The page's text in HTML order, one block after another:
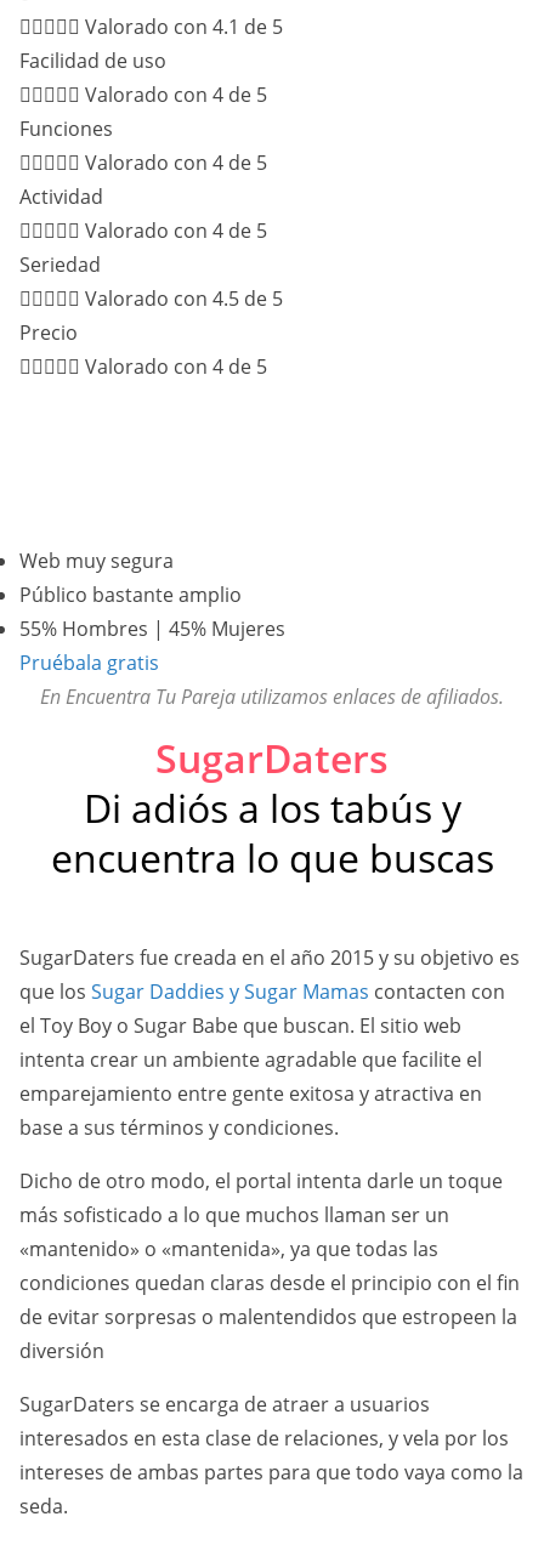
 Valorado con 4.1 de 5
Facilidad de uso
 Valorado con 4 de 5
Funciones
 Valorado con 4 de 5
Actividad
 Valorado con 4 de 5
Seriedad
 Valorado con 4.5 de 5
Precio
 Valorado con 4 de 5
Web muy segura
Público bastante amplio
55% Hombres | 45% Mujeres
Pruébala gratis
En Encuentra Tu Pareja utilizamos enlaces de afiliados.
SugarDaters
Di adiós a los tabús y
encuentra lo que buscas
SugarDaters fue creada en el año 2015 y su objetivo es
que los Sugar Daddies y Sugar Mamas contacten con
el Toy Boy o Sugar Babe que buscan. El sitio web
intenta crear un ambiente agradable que facilite el
emparejamiento entre gente exitosa y atractiva en
base a sus términos y condiciones.
Dicho de otro modo, el portal intenta darle un toque
más sofisticado a lo que muchos llaman ser un
«mantenido» o «mantenida», ya que todas las
condiciones quedan claras desde el principio con el fin
de evitar sorpresas o malentendidos que estropeen la
diversión
SugarDaters se encarga de atraer a usuarios
interesados en esta clase de relaciones, y vela por los
intereses de ambas partes para que todo vaya como la
seda.